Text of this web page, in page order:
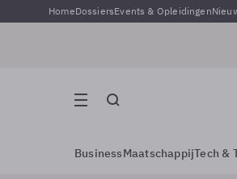
HomeDossiersEvents & Opleidingen
BusinessMaatschappijTech &